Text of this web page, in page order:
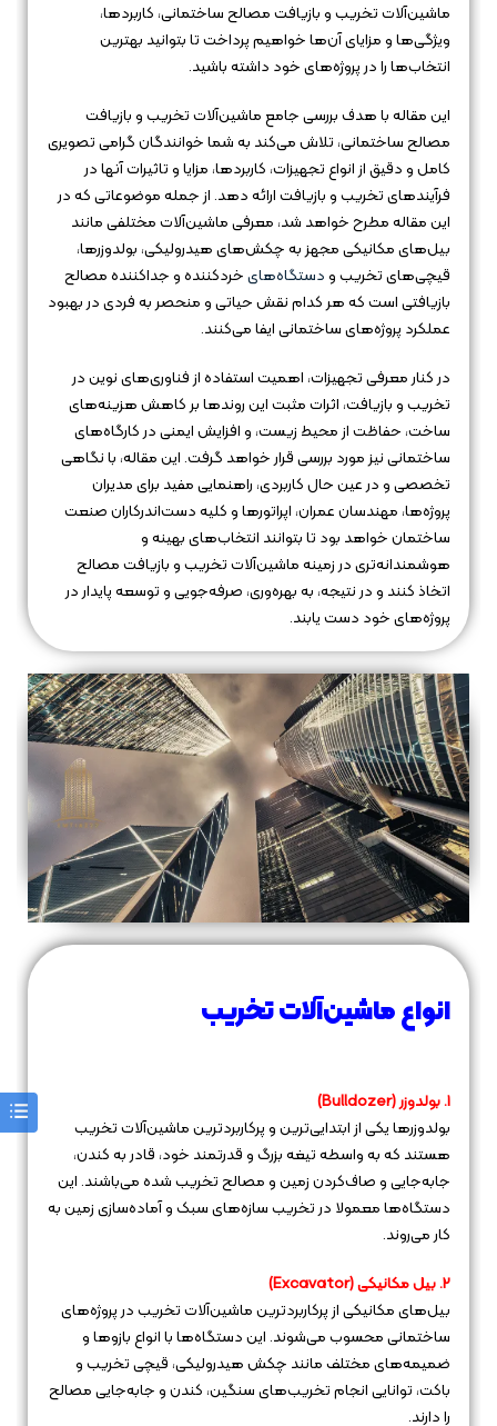
ماشین‌آلات تخریب و بازیافت مصالح ساختمانی، کاربردها،
ویژگی‌ها و مزایای آن‌ها خواهیم پرداخت تا بتوانید بهترین
انتخاب‌ها را در پروژه‌های خود داشته باشید.
این مقاله با هدف بررسی جامع ماشین‌آلات تخریب و بازیافت
مصالح ساختمانی، تلاش می‌کند به شما خوانندگان گرامی تصویری
کامل و دقیق از انواع تجهیزات، کاربردها، مزایا و تاثیرات آنها در
فرآیندهای تخریب و بازیافت ارائه دهد. از جمله موضوعاتی که در
این مقاله مطرح خواهد شد، معرفی ماشین‌آلات مختلفی مانند
بیل‌های مکانیکی مجهز به چکش‌های هیدرولیکی، بولدوزرها،
قیچی‌های تخریب ودستگاه‌هایخردکننده و جداکننده مصالح
بازیافتی است که هر کدام نقش حیاتی و منحصر به فردی در بهبود
عملکرد پروژه‌های ساختمانی ایفا می‌کنند.
در کنار معرفی تجهیزات، اهمیت استفاده از فناوری‌های نوین در
تخریب و بازیافت، اثرات مثبت این روندها بر کاهش هزینه‌های
ساخت، حفاظت از محیط زیست، و افزایش ایمنی در کارگاه‌های
ساختمانی نیز مورد بررسی قرار خواهد گرفت. این مقاله، با نگاهی
تخصصی و در عین حال کاربردی، راهنمایی مفید برای مدیران
پروژه‌ها، مهندسان عمران، اپراتورها و کلیه دست‌اندرکاران صنعت
ساختمان خواهد بود تا بتوانند انتخاب‌های بهینه و
هوشمندانه‌تری در زمینه ماشین‌آلات تخریب و بازیافت مصالح
اتخاذ کنند و در نتیجه، به بهره‌وری، صرفه‌جویی و توسعه پایدار در
پروژه‌های خود دست یابند.
انواع ماشین‌آلات تخریب
1. بولدوزر (Bulldozer)
بولدوزرها یکی از ابتدایی‌ترین و پرکاربردترین ماشین‌آلات تخریب
هستند که به واسطه تیغه بزرگ و قدرتمند خود، قادر به کندن،
جابه‌جایی و صاف‌کردن زمین و مصالح تخریب شده می‌باشند. این
دستگاه‌ها معمولا در تخریب سازه‌های سبک و آماده‌سازی زمین به
کار می‌روند.
2. بیل مکانیکی (Excavator)
بیل‌های مکانیکی از پرکاربردترین ماشین‌آلات تخریب در پروژه‌های
ساختمانی محسوب می‌شوند. این دستگاه‌ها با انواع بازوها و
ضمیمه‌های مختلف مانند چکش هیدرولیکی، قیچی تخریب و
باکت، توانایی انجام تخریب‌های سنگین، کندن و جابه‌جایی مصالح
را دارند.